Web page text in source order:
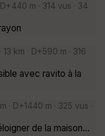
m · 314 vus · 34
13 km · D+590 m · 316
avec ravito à la
· D+1440 m · 325 vus ·
de la maison...